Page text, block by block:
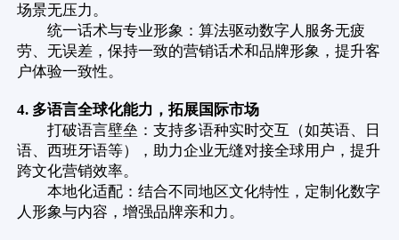
场景无压力。
统一话术与专业形象：算法驱动数字人服务无疲
劳、无误差，保持一致的营销话术和品牌形象，提升客
户体验一致性。
4. 多语言全球化能力，拓展国际市场
打破语言壁垒：支持多语种实时交互（如英语、日
语、西班牙语等），助力企业无缝对接全球用户，提升
跨文化营销效率。
本地化适配：结合不同地区文化特性，定制化数字
人形象与内容，增强品牌亲和力。